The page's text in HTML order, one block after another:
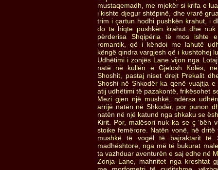
mustaqemadh, me mjekër si krifa e
i kishte djegur shtëpinë, dhe vrarë
trim i çartun hodhi pushkën krahut, i
do ta hiqte pushkën krahut dhe
përderisa Shqipëria të mos ishte
romantik, që i këndoi me lahutë
këngë qindra vargjesh që i kushtohej
Udhëtimi i zonjës Lane vijon nga
natë në kullën e Gjelosh Kolës,
Shoshit, pastaj niset drejt Prekalit
Shoshi në Shkodër ka qenë vuajtja
atij udhëtimi të pazakontë, frikësohet
Mezi gjen një mushkë, ndërsa
arrijë natën në Shkodër, por punon
natën në një katund nga shkaku se
Kirit. Por, malësori nuk ka se ç ‘bën
stoike femërore. Natën vonë, në
mushkë të vogël të bajraktarit të
madhështore, nga më të bukurat
ta vazhduar aventurën e saj edhe në
Zonja Lane, mahnitet nga kreshtat